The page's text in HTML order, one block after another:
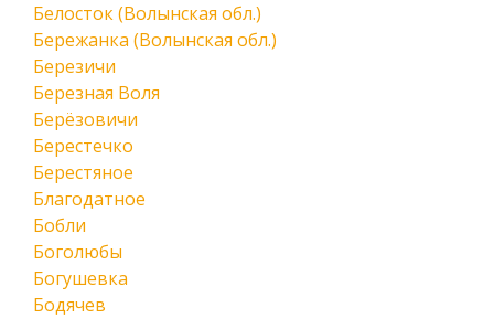
Белосток (Волынская обл.)
Бережанка (Волынская обл.)
Березичи
Березная Воля
Берёзовичи
Берестечко
Берестяное
Благодатное
Бобли
Боголюбы
Богушевка
Бодячев